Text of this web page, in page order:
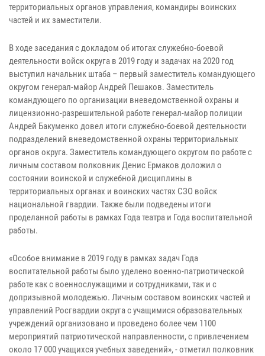
территориальных органов управления, командиры воинских
частей и их заместители.
В ходе заседания с докладом об итогах служебно-боевой
деятельности войск округа в 2019 году и задачах на 2020 год
выступил начальник штаба – первый заместитель командующего
округом генерал-майор Андрей Пешаков. Заместитель
командующего по организации вневедомственной охраны и
лицензионно-разрешительной работе генерал-майор полиции
Андрей Бакуменко довел итоги служебно-боевой деятельности
подразделений вневедомственной охраны территориальных
органов округа. Заместитель командующего округом по работе с
личным составом полковник Денис Ермаков доложил о
состоянии воинской и служебной дисциплины в
территориальных органах и воинских частях СЗО войск
национальной гвардии. Также были подведены итоги
проделанной работы в рамках Года театра и Года воспитательной
работы.
«Особое внимание в 2019 году в рамках задач Года
воспитательной работы было уделено военно-патриотической
работе как с военнослужащими и сотрудниками, так и с
допризывной молодежью. Личным составом воинских частей и
управлений Росгвардии округа с учащимися образовательных
учреждений организовано и проведено более чем 1100
мероприятий патриотической направленности, с привлечением
около 17 000 учащихся учебных заведений», - отметил полковник